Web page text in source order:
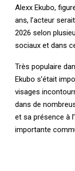
Alexx Ekubo,
ans, l’acteur
2026 selon
sociaux et dans
Très populaire
Ekubo s’était
visages
dans de
et sa présence à
importante